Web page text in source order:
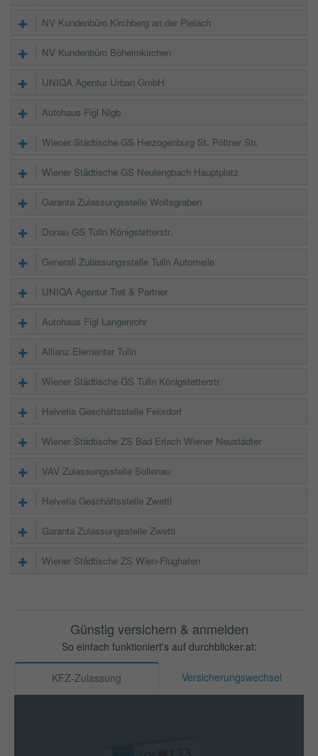
NV Kundenbüro Kirchberg an der Pielach
NV Kundenbüro Böheimkirchen
UNIQA Agentur Urban GmbH
Autohaus Figl Nlgb
Wiener Städtische GS Herzogenburg St. Pöltner Str.
Wiener Städtische GS Neulengbach Hauptplatz
Garanta Zulassungsstelle Wolfsgraben
Donau GS Tulln Königstetterstr.
Generali Zulassungsstelle Tulln Automeile
UNIQA Agentur Trat & Partner
Autohaus Figl Langenrohr
Allianz Elementar Tulln
Wiener Städtische GS Tulln Königstetterstr.
Helvetia Geschäftsstelle Felixdorf
Wiener Städtische ZS Bad Erlach Wiener Neustädter
VAV Zulassungsstelle Sollenau
Helvetia Geschäftsstelle Zwettl
Garanta Zulassungsstelle Zwettl
Wiener Städtische ZS Wien-Flughafen
Günstig versichern & anmelden
So einfach funktioniert's auf durchblicker.at:
KFZ-Zulassung Versicherungswechsel